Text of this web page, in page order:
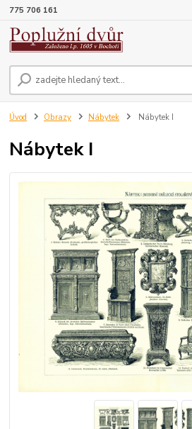
775 706 161
Úvod Obrazy Nábytek Nábytek I
Nábytek I